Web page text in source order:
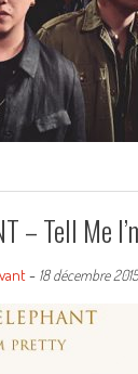
– Tell Me
- 18 décembre 2015